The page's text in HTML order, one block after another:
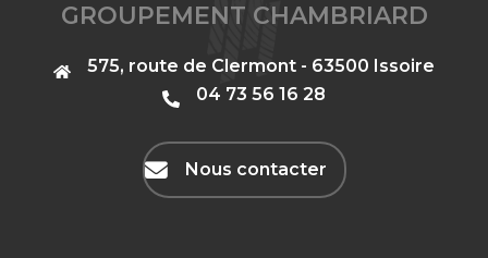
GROUPEMENT CHAMBRIARD
575, route de Clermont - 63500 Issoire
‭04 73 56 16 28‬
Nous contacter